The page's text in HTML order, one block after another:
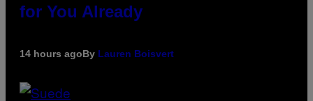
for You Already
14 hours agoBy Lauren Boisvert